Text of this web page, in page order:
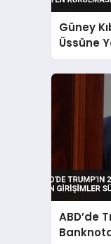
Güney
Üssüne
ABD’de